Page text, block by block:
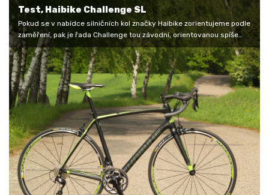
Test, Haibike Challenge SL
Pokud se v nabídce silničních kol značky Haibike zorientujeme podle
zaměření, pak je řada Challenge tou závodní, orientovanou spíše
na…